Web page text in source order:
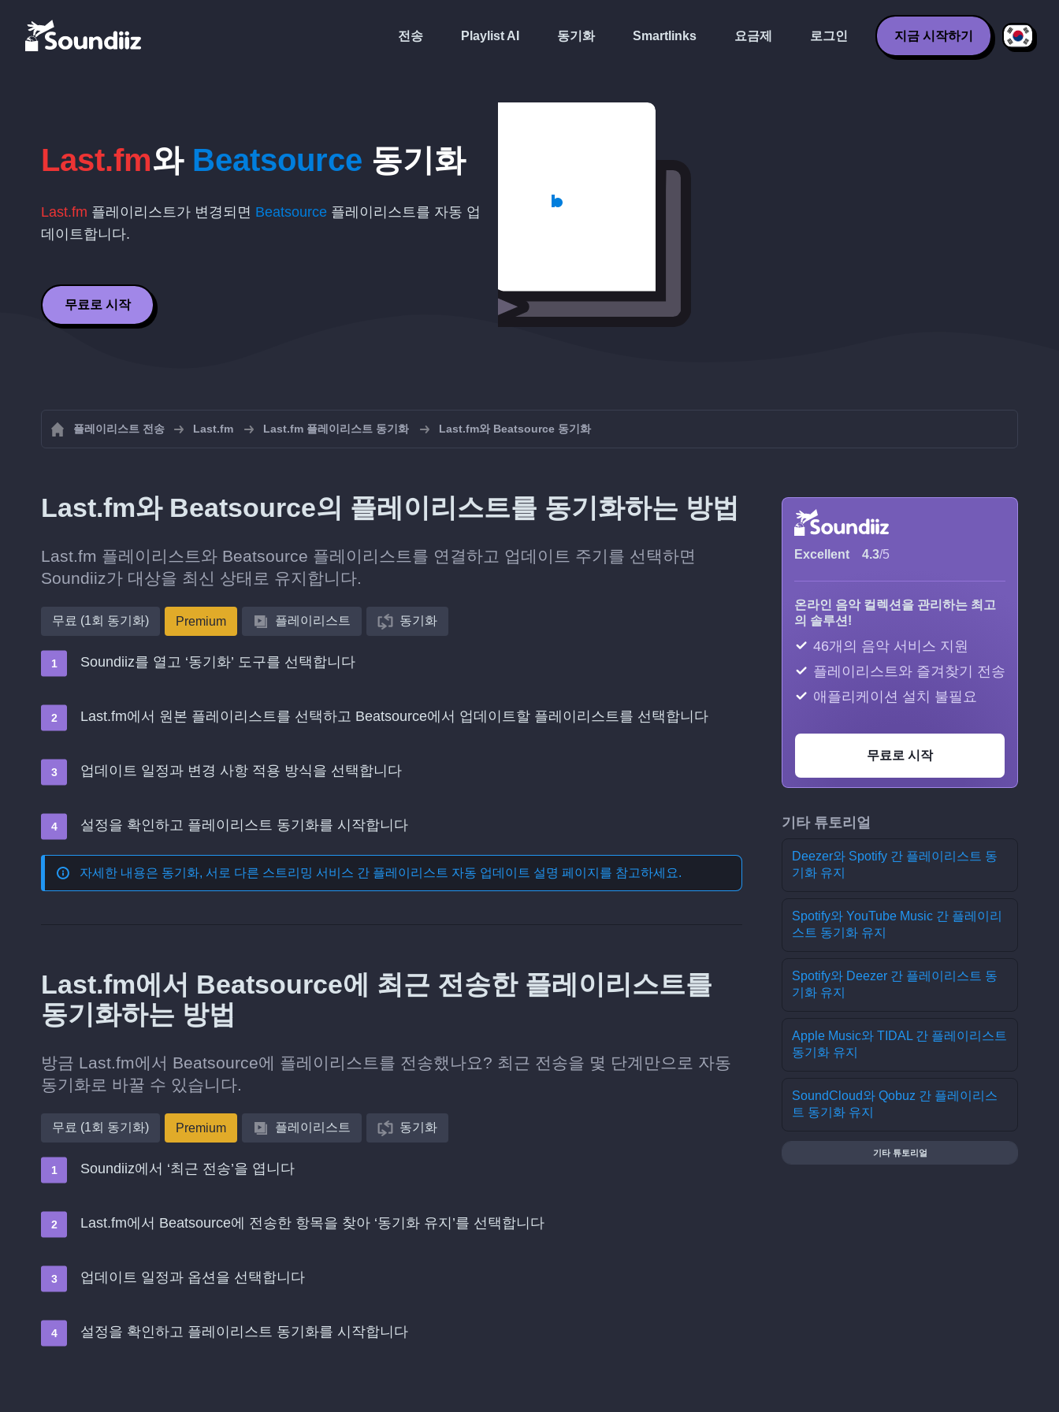
전송 Playlist AI 동기화 Smartlinks 요금제 로그인 지금 시작하기
Last.fm와 Beatsource 동기화
Last.fm 플레이리스트가 변경되면 Beatsource 플레이리스트를 자동 업
데이트합니다.
무료로 시작
플레이리스트 전송 Last.fm Last.fm 플레이리스트 동기화 Last.fm와 Beatsource 동기화
Last.fm와 Beatsource의 플레이리스트를 동기화하는 방법
Last.fm 플레이리스트와 Beatsource 플레이리스트를 연결하고 업데이트 주기를 선택하면
Soundiiz가 대상을 최신 상태로 유지합니다.
무료 (1회 동기화) Premium 플레이리스트 동기화
Soundiiz를 열고 ‘동기화’ 도구를 선택합니다
Last.fm에서 원본 플레이리스트를 선택하고 Beatsource에서 업데이트할 플레이리스트를 선택합니다
업데이트 일정과 변경 사항 적용 방식을 선택합니다
설정을 확인하고 플레이리스트 동기화를 시작합니다
자세한 내용은 동기화, 서로 다른 스트리밍 서비스 간 플레이리스트 자동 업데이트 설명 페이지를 참고하세요.
Last.fm에서 Beatsource에 최근 전송한 플레이리스트를
동기화하는 방법
방금 Last.fm에서 Beatsource에 플레이리스트를 전송했나요? 최근 전송을 몇 단계만으로 자동
동기화로 바꿀 수 있습니다.
무료 (1회 동기화) Premium 플레이리스트 동기화
Soundiiz에서 ‘최근 전송’을 엽니다
Last.fm에서 Beatsource에 전송한 항목을 찾아 ‘동기화 유지’를 선택합니다
업데이트 일정과 옵션을 선택합니다
설정을 확인하고 플레이리스트 동기화를 시작합니다
Excellent 4.3/5
온라인 음악 컬렉션을 관리하는 최고
의 솔루션!
46개의 음악 서비스 지원
플레이리스트와 즐겨찾기 전송
애플리케이션 설치 불필요
무료로 시작
기타 튜토리얼
Deezer와 Spotify 간 플레이리스트 동
기화 유지
Spotify와 YouTube Music 간 플레이리
스트 동기화 유지
Spotify와 Deezer 간 플레이리스트 동
기화 유지
Apple Music와 TIDAL 간 플레이리스트
동기화 유지
SoundCloud와 Qobuz 간 플레이리스
트 동기화 유지
기타 튜토리얼